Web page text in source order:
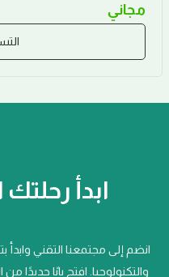
مجاني
ابدأ رحلتك
انضم إلى مجتمعنا التقني وابدأ
والتكنولوجيا. افتح بابًا